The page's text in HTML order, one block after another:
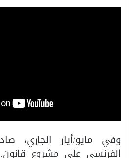
وفي مايو/أيار الجاري،
الفرنسي على مشروع